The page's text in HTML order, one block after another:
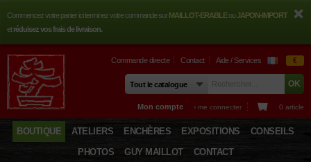
Commencez votre panier ici terminez votre commande surMAILLOT-ERABLEouJAPON-IMPORT
etréduisez vos frais de livraison.
Commande directe Contact Aide / Services €
Mon compte › me connecter 0 article
BOUTIQUE ATELIERS ENCHÈRES EXPOSITIONS
CONSEILS
PHOTOS
GUY MAILLOT CONTACT